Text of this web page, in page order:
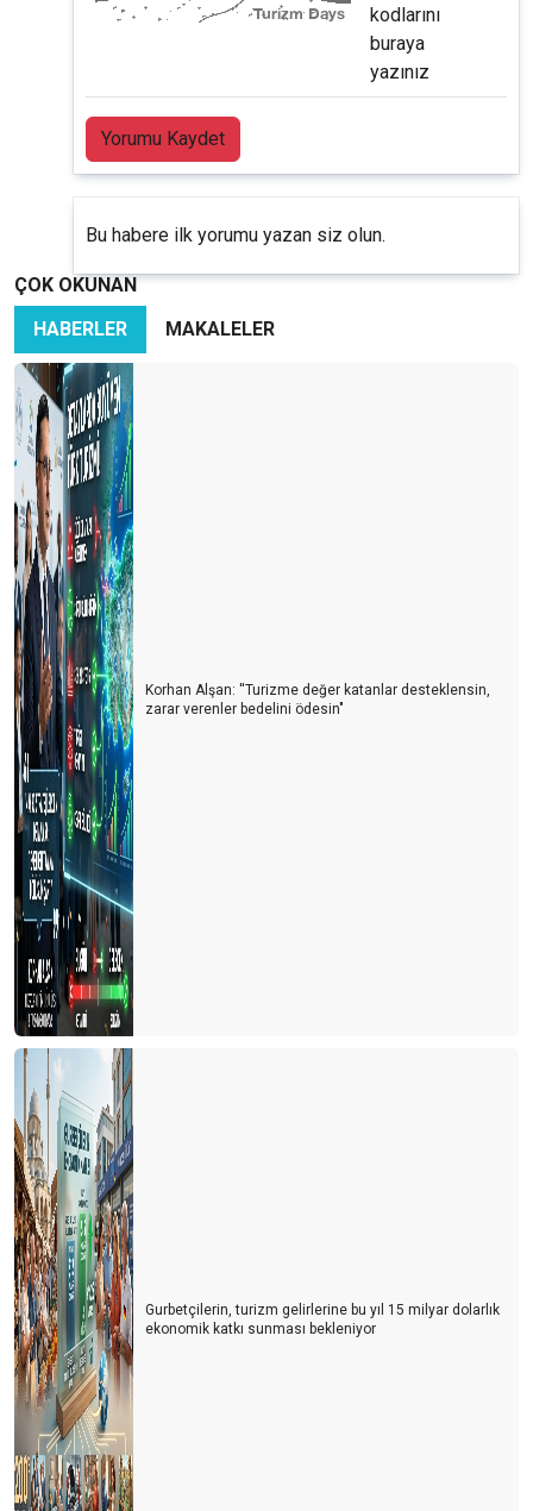
kodlarını
buraya
yazınız
Yorumu Kaydet
Bu habere ilk yorumu yazan siz olun.
ÇOK OKUNAN
HABERLER
MAKALELER
Korhan Alşan: ''Turizme değer katanlar desteklensin,
zarar verenler bedelini ödesin"
Gurbetçilerin, turizm gelirlerine bu yıl 15 milyar dolarlık
ekonomik katkı sunması bekleniyor